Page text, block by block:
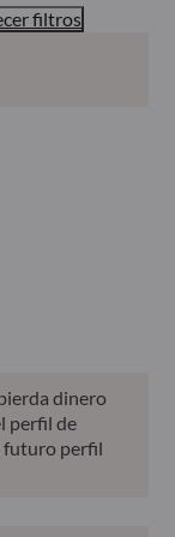
filtros
dinero
perfil de
futuro perfil